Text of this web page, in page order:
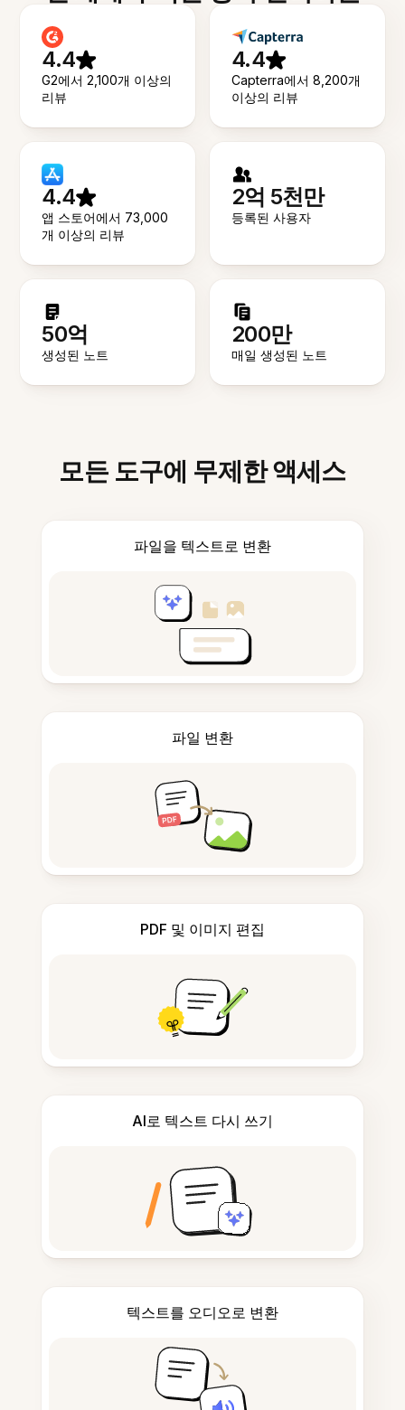
4.4
G2에서 2,100개 이상의
리뷰
4.4
Capterra에서 8,200개
이상의 리뷰
4.4
앱 스토어에서 73,000
개 이상의 리뷰
2억 5천만
등록된 사용자
50억
생성된 노트
200만
매일 생성된 노트
모든 도구에 무제한 액세스
파일을 텍스트로 변환
파일 변환
PDF 및 이미지 편집
AI로 텍스트 다시 쓰기
텍스트를 오디오로 변환